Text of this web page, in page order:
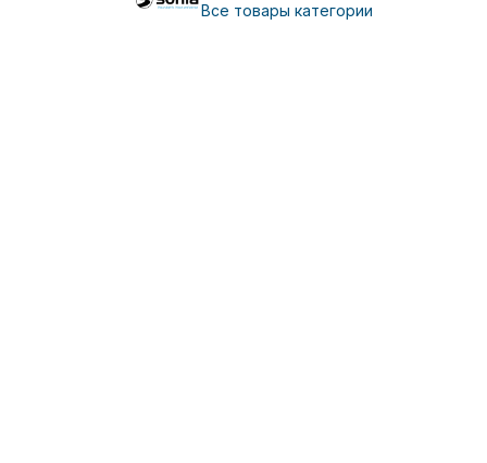
Все товары категории